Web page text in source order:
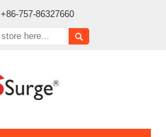
+86-757-86327660
